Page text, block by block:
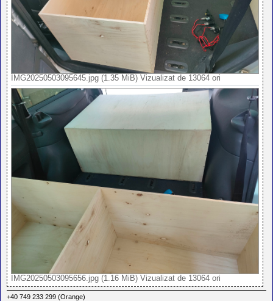
IMG20250503095645.jpg (1.35 MiB) Vizualizat de 13064 ori
IMG20250503095656.jpg (1.16 MiB) Vizualizat de 13064 ori
+40 749 233 299 (Orange)